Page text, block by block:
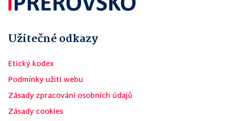
Užitečné odkazy
Etický kodex
Podmínky užití webu
Zásady zpracování osobních údajů
Zásady cookies